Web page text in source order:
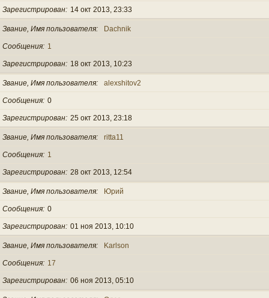
Зарегистрирован 14 окт 2013, 23:33
Звание, Имя пользователя Dachnik
Сообщения 1
Зарегистрирован 18 окт 2013, 10:23
Звание, Имя пользователя alexshitov2
Сообщения 0
Зарегистрирован 25 окт 2013, 23:18
Звание, Имя пользователя ritta11
Сообщения 1
Зарегистрирован 28 окт 2013, 12:54
Звание, Имя пользователя Юрий
Сообщения 0
Зарегистрирован 01 ноя 2013, 10:10
Звание, Имя пользователя Karlson
Сообщения 17
Зарегистрирован 06 ноя 2013, 05:10